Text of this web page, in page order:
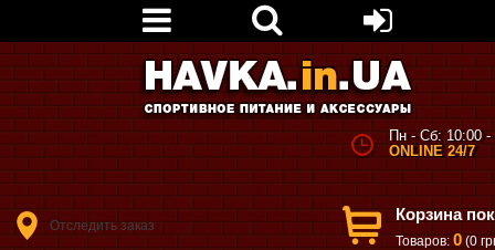
Пн - Сб: 10:00 -
ONLINE 24/7
Корзина
Товаров: 0 (0
Отследить заказ